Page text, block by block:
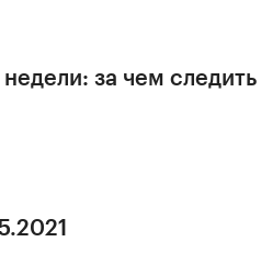
за чем следить